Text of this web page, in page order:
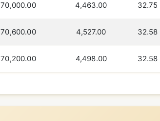
70,000.00 4,463.00 32.75
70,600.00 4,527.00 32.58
70,200.00 4,498.00 32.58